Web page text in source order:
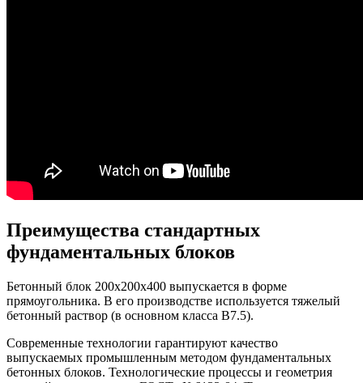
Преимущества стандартных
фундаментальных блоков
Бетонный блок 200х200х400 выпускается в форме
прямоугольника. В его производстве используется тяжелый
бетонный раствор (в основном класса В7.5).
Современные технологии гарантируют качество
выпускаемых промышленным методом фундаментальных
бетонных блоков. Технологические процессы и геометрия